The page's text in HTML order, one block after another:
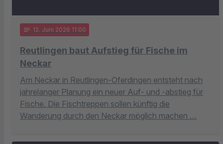
notes 12. Juni 2026 11:00
Reutlingen baut Aufstieg für Fische im
Neckar
Am Neckar in Reutlingen-Oferdingen entsteht nach
jahrelanger Planung ein neuer Auf- und -abstieg für
Fische. Die Fischtreppen sollen künftig die
Wanderung durch den Neckar möglich machen …